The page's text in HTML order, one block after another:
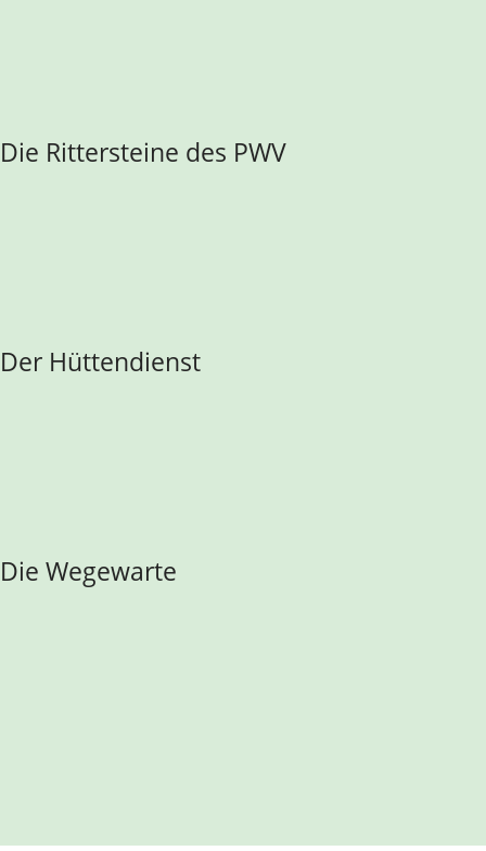
Die Rittersteine des PWV
Der Hüttendienst
Die Wegewarte